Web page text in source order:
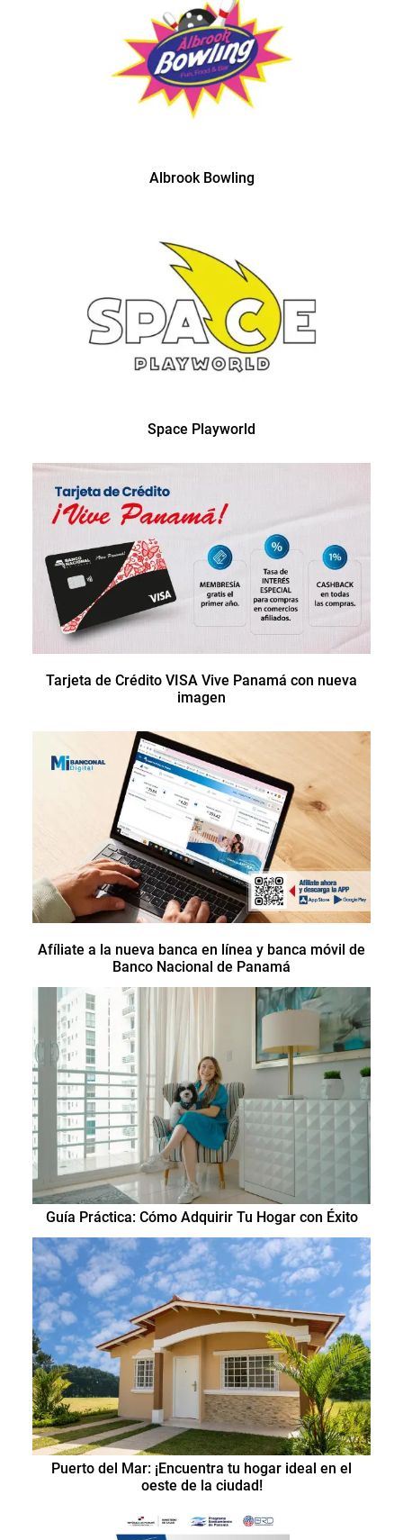
Albrook Bowling
Space Playworld
Tarjeta de Crédito VISA Vive Panamá con nueva
imagen
Afíliate a la nueva banca en línea y banca móvil de
Banco Nacional de Panamá
Guía Práctica: Cómo Adquirir Tu Hogar con Éxito
Puerto del Mar: ¡Encuentra tu hogar ideal en el
oeste de la ciudad!